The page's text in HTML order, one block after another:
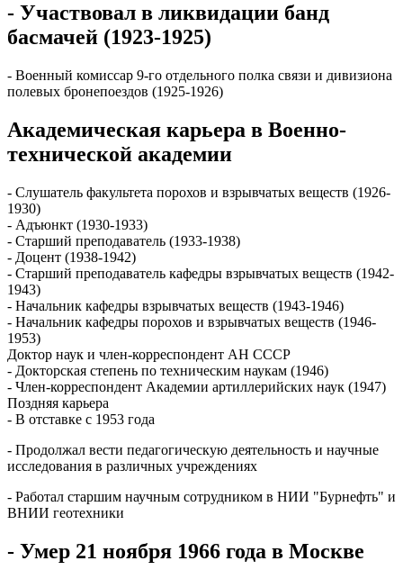
- Участвовал в ликвидации банд
басмачей (1923-1925)
- Военный комиссар 9-го отдельного полка связи и дивизиона
полевых бронепоездов (1925-1926)
Академическая карьера в Военно-
технической академии
- Слушатель факультета порохов и взрывчатых веществ (1926-
1930)
- Адъюнкт (1930-1933)
- Старший преподаватель (1933-1938)
- Доцент (1938-1942)
- Старший преподаватель кафедры взрывчатых веществ (1942-
1943)
- Начальник кафедры взрывчатых веществ (1943-1946)
- Начальник кафедры порохов и взрывчатых веществ (1946-
1953)
Доктор наук и член-корреспондент АН СССР
- Докторская степень по техническим наукам (1946)
- Член-корреспондент Академии артиллерийских наук (1947)
Поздняя карьера
- В отставке с 1953 года
- Продолжал вести педагогическую деятельность и научные
исследования в различных учреждениях
- Работал старшим научным сотрудником в НИИ "Бурнефть" и
ВНИИ геотехники
- Умер 21 ноября 1966 года в Москве